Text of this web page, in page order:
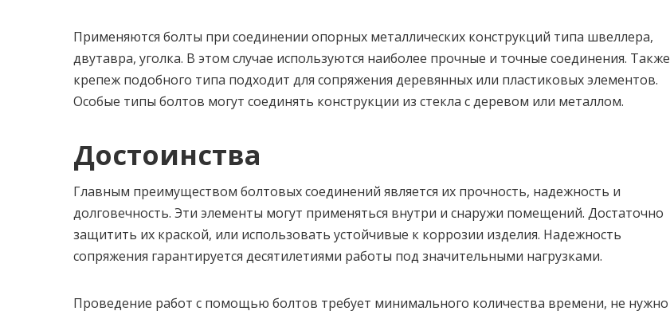
Применяются болты при соединении опорных металлических конструкций типа швеллера,
двутавра, уголка. В этом случае используются наиболее прочные и точные соединения. Также
крепеж подобного типа подходит для сопряжения деревянных или пластиковых элементов.
Особые типы болтов могут соединять конструкции из стекла с деревом или металлом.
Достоинства
Главным преимуществом болтовых соединений является их прочность, надежность и
долговечность. Эти элементы могут применяться внутри и снаружи помещений. Достаточно
защитить их краской, или использовать устойчивые к коррозии изделия. Надежность
сопряжения гарантируется десятилетиями работы под значительными нагрузками.
Проведение работ с помощью болтов требует минимального количества времени, не нужно